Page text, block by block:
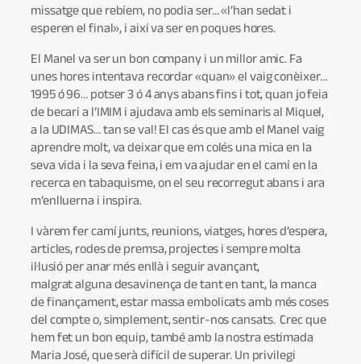
missatge que rebíem, no podia ser… «l’han sedat i
esperen el final», i així va ser en poques hores.
El Manel va ser un bon company i un millor amic. Fa
unes hores intentava recordar «quan» el vaig conèixer…
1995 ó 96… potser 3 ó 4 anys abans fins i tot, quan jo feia
de becari a l’IMIM i ajudava amb els seminaris al Miquel,
a la UDIMAS… tan se val! El cas és que amb el Manel vaig
aprendre molt, va deixar que em colés una mica en la
seva vida i la seva feina, i em va ajudar en el camí en la
recerca en tabaquisme, on el seu recorregut abans i ara
m’enlluerna i inspira.
I vàrem fer camí junts, reunions, viatges, hores d’espera,
articles, rodes de premsa, projectes i sempre molta
il·lusió per anar més enllà i seguir avançant,
malgrat alguna desavinença de tant en tant, la manca
de finançament, estar massa embolicats amb més coses
del compte o, simplement, sentir-nos cansats. Crec que
hem fet un bon equip, també amb la nostra estimada
Maria José, que serà difícil de superar. Un privilegi